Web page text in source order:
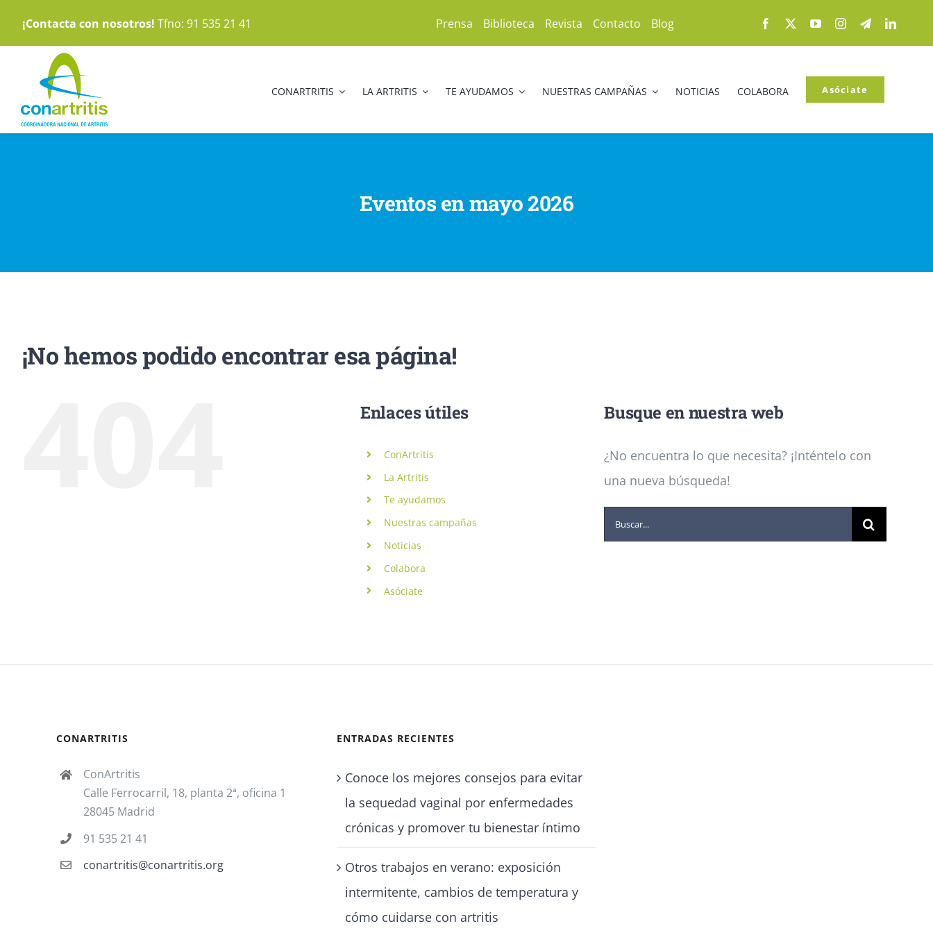
contenido
¡Contacta con nosotros! Tfno: 91 535 21 41 Prensa Biblioteca Revista Contacto Blog
CONARTRITIS LA ARTRITIS TE AYUDAMOS NUESTRAS CAMPAÑAS NOTICIAS COLABORA Asóciate
Eventos en mayo 2026
¡No hemos podido encontrar esa página!
Enlaces útiles
ConArtritis
La Artritis
Te ayudamos
Nuestras campañas
Noticias
Colabora
Asóciate
Busque en nuestra web
¿No encuentra lo que necesita? ¡Inténtelo con
una nueva búsqueda!
Buscar:
CONARTRITIS
ConArtritis
Calle Ferrocarril, 18, planta 2ª, oficina 1
28045 Madrid
91 535 21 41
conartritis@conartritis.org
ENTRADAS RECIENTES
Conoce los mejores consejos para evitar
la sequedad vaginal por enfermedades
crónicas y promover tu bienestar íntimo
Otros trabajos en verano: exposición
intermitente, cambios de temperatura y
cómo cuidarse con artritis